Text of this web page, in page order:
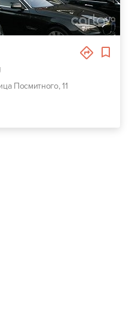
Посмитного, 11